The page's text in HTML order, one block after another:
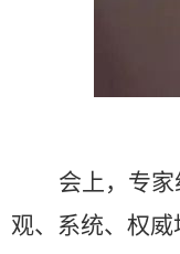
会上，专
观、系统、权